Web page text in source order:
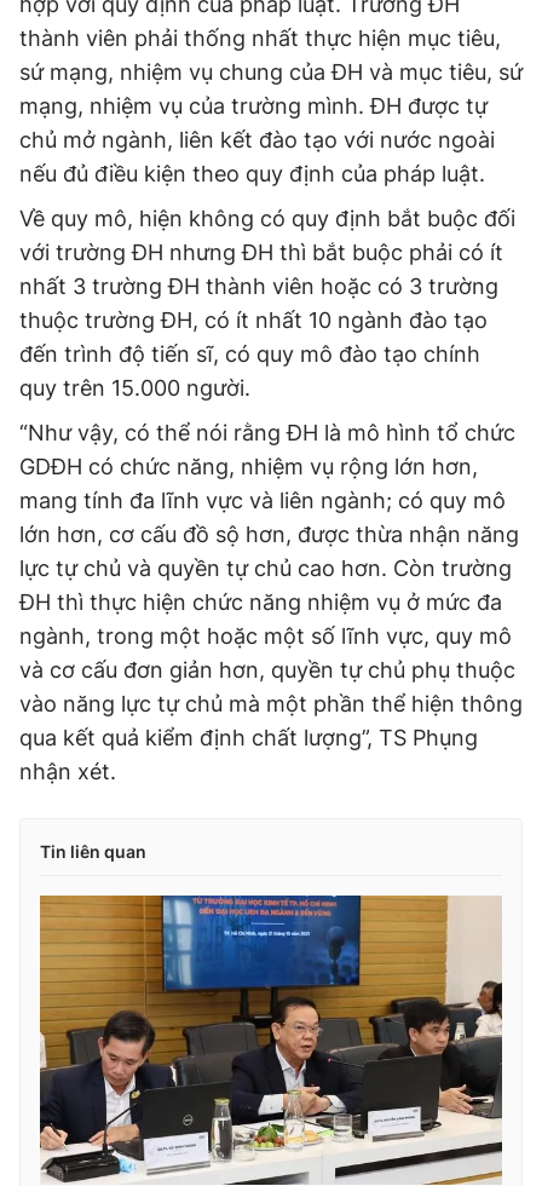
thành viên phải thống nhất thực hiện mục tiêu,
sứ mạng, nhiệm vụ chung của ĐH và mục tiêu, sứ
mạng, nhiệm vụ của trường mình. ĐH được tự
chủ mở ngành, liên kết đào tạo với nước ngoài
nếu đủ điều kiện theo quy định của pháp luật.
Về quy mô, hiện không có quy định bắt buộc đối
với trường ĐH nhưng ĐH thì bắt buộc phải có ít
nhất 3 trường ĐH thành viên hoặc có 3 trường
thuộc trường ĐH, có ít nhất 10 ngành đào tạo
đến trình độ tiến sĩ, có quy mô đào tạo chính
quy trên 15.000 người.
“Như vậy, có thể nói rằng ĐH là mô hình tổ chức
GDĐH có chức năng, nhiệm vụ rộng lớn hơn,
mang tính đa lĩnh vực và liên ngành; có quy mô
lớn hơn, cơ cấu đồ sộ hơn, được thừa nhận năng
lực tự chủ và quyền tự chủ cao hơn. Còn trường
ĐH thì thực hiện chức năng nhiệm vụ ở mức đa
ngành, trong một hoặc một số lĩnh vực, quy mô
và cơ cấu đơn giản hơn, quyền tự chủ phụ thuộc
vào năng lực tự chủ mà một phần thể hiện thông
qua kết quả kiểm định chất lượng”, TS Phụng
nhận xét.
Tin liên quan